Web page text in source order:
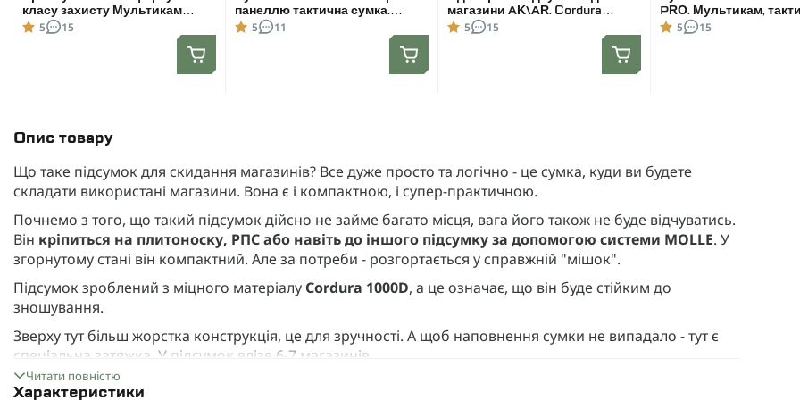
Опис товару
Що таке підсумок для скидання магазинів? Все дуже просто та логічно - це сумка, куди ви будете
складати використані магазини. Вона є і компактною, і супер-практичною.
Почнемо з того, що такий підсумок дійсно не займе багато місця, вага його також не буде відчуватись.
Він кріпиться на плитоноску, РПС або навіть до іншого підсумку за допомогою системи MOLLE. У
згорнутому стані він компактний. Але за потреби - розгортається у справжній "мішок".
Підсумок зроблений з міцного матеріалу Cordura 1000D, а це означає, що він буде стійким до
зношування.
Зверху тут більш жорстка конструкція, це для зручності. А щоб наповнення сумки не випадало - тут є
спеціальна затяжка. У підсумок влізе 6-7 магазинів.
Доступний у кольорах:
Читати повністю
Характеристики
класу захисту Мультикам
(захист паху з балістичним
5 15
панеллю тактична сумка.
Мультикам
5 11
магазини AK\AR. Cordura
1000D. Molle. Мультикам
5 15
PRO. Мультикам,
підсумок під аптечку
5 15